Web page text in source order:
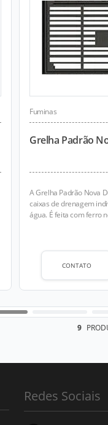
Fuminas
Grelha Padrão
A Grelha Padrão Nova
caixas de drenagem
água. É feita com ferro
CONTATO
9
Redes Sociais